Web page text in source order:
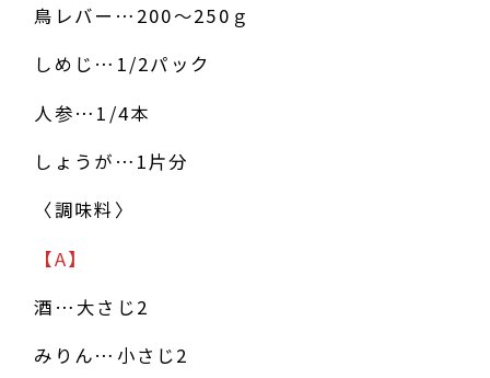
鳥レバー…200～250ｇ
しめじ…1/2パック
人参…1/4本
しょうが…1片分
〈調味料〉
【A】
酒…大さじ2
みりん…小さじ2